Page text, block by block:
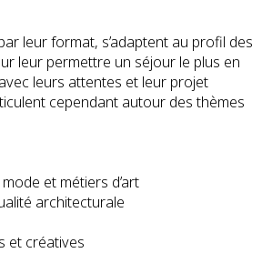
leur format, s’adaptent au profil des
leur permettre un séjour le plus en
leurs attentes et leur projet
cependant autour des thèmes
et métiers d’art
architecturale
et créatives